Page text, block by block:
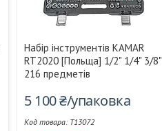
Набір інструментів KAMAR
RT2020 [Польща] 1/2" 1/4" 3/8"
216 предметів
5 100 ₴/упаковка
T13072